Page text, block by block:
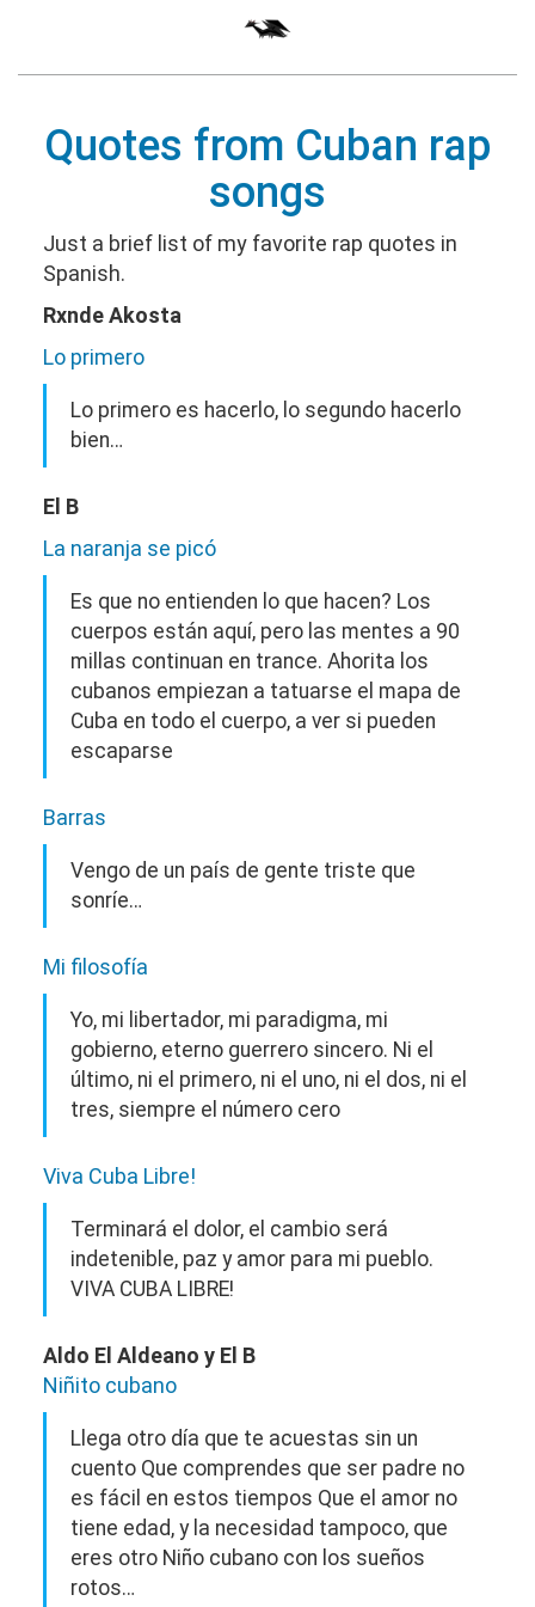
Quotes from Cuban rap
songs
Just a brief list of my favorite rap quotes in
Spanish.
Rxnde Akosta
Lo primero
Lo primero es hacerlo, lo segundo hacerlo
bien…
El B
La naranja se picó
Es que no entienden lo que hacen? Los
cuerpos están aquí, pero las mentes a 90
millas continuan en trance. Ahorita los
cubanos empiezan a tatuarse el mapa de
Cuba en todo el cuerpo, a ver si pueden
escaparse
Barras
Vengo de un país de gente triste que
sonríe…
Mi filosofía
Yo, mi libertador, mi paradigma, mi
gobierno, eterno guerrero sincero. Ni el
último, ni el primero, ni el uno, ni el dos, ni el
tres, siempre el número cero
Viva Cuba Libre!
Terminará el dolor, el cambio será
indetenible, paz y amor para mi pueblo.
VIVA CUBA LIBRE!
Aldo El Aldeano y El B
Niñito cubano
Llega otro día que te acuestas sin un
cuento Que comprendes que ser padre no
es fácil en estos tiempos Que el amor no
tiene edad, y la necesidad tampoco, que
eres otro Niño cubano con los sueños
rotos…